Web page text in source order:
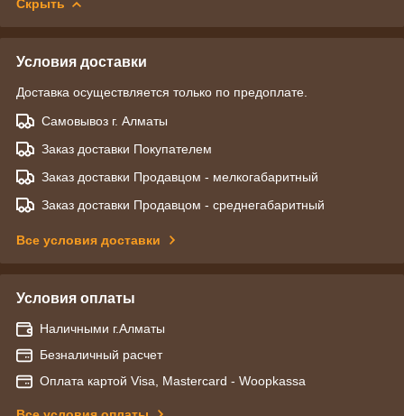
Скрыть
Условия доставки
Доставка осуществляется только по предоплате.
Самовывоз г. Алматы
Заказ доставки Покупателем
Заказ доставки Продавцом - мелкогабаритный
Заказ доставки Продавцом - среднегабаритный
Все условия доставки
Условия оплаты
Наличными г.Алматы
Безналичный расчет
Оплата картой Visa, Mastercard - Woopkassa